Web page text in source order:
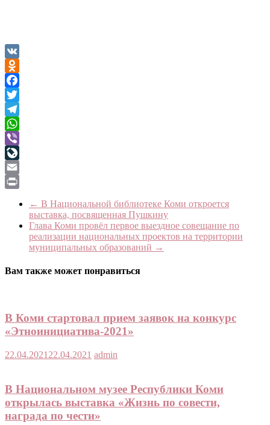
VK
Odnoklassniki
Facebook
Twitter
Telegram
WhatsApp
Viber
LiveJournal
Email
← В Национальной библиотеке Коми откроется
выставка, посвященная Пушкину
Глава Коми провёл первое выездное совещание по
реализации национальных проектов на территории
муниципальных образований →
Вам также может понравиться
В Коми стартовал прием заявок на конкурс
«Этноинициатива-2021»
22.04.2021 22.04.2021 admin
В Национальном музее Республики Коми
открылась выставка «Жизнь по совести,
награда по чести»